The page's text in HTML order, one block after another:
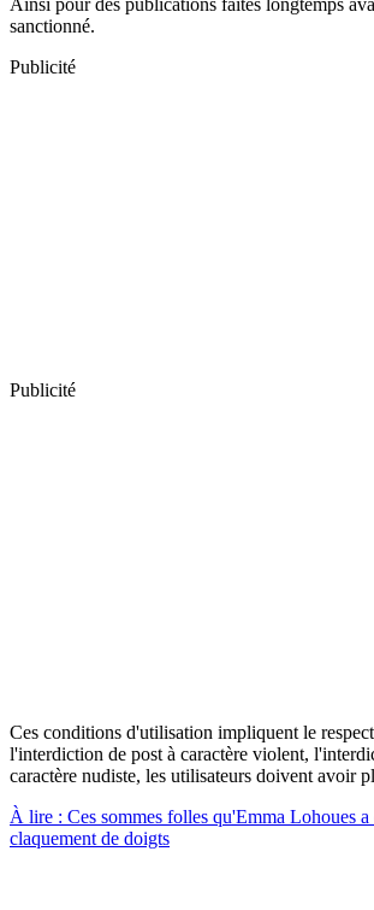
sanctionné.
Publicité
Publicité
Ces conditions d'utilisation impliquent le
l'interdiction de post à caractère violent,
caractère nudiste, les utilisateurs doivent avoir
À lire : Ces sommes folles qu'Emma Lohoues a
claquement de doigts